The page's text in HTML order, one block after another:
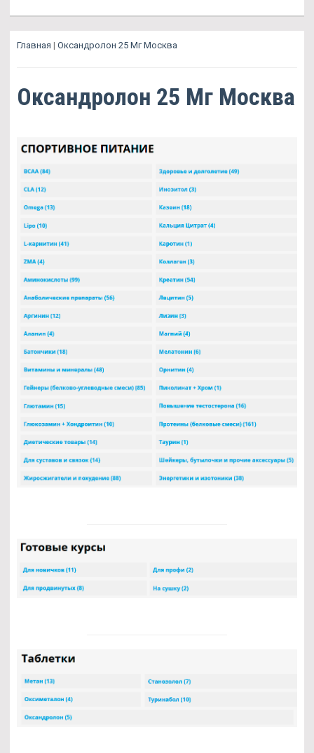
Главная | Оксандролон 25 Мг Москва
Оксандролон 25 Мг Москва